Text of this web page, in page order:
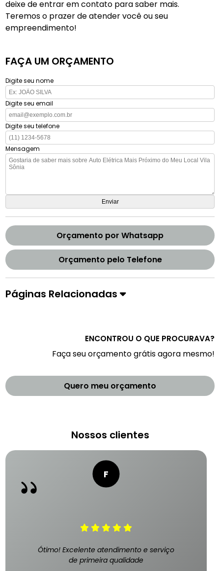
deixe de entrar em contato para saber mais.
Teremos o prazer de atender você ou seu
empreendimento!
FAÇA UM ORÇAMENTO
Digite seu nome
Digite seu email
Digite seu telefone
Mensagem
Orçamento por Whatsapp
Orçamento pelo Telefone
Páginas Relacionadas
ENCONTROU O QUE PROCURAVA?
Faça seu orçamento grátis agora mesmo!
Quero meu orçamento
Nossos clientes
Ótimo! Excelente atendimento e serviço
de primeira qualidade